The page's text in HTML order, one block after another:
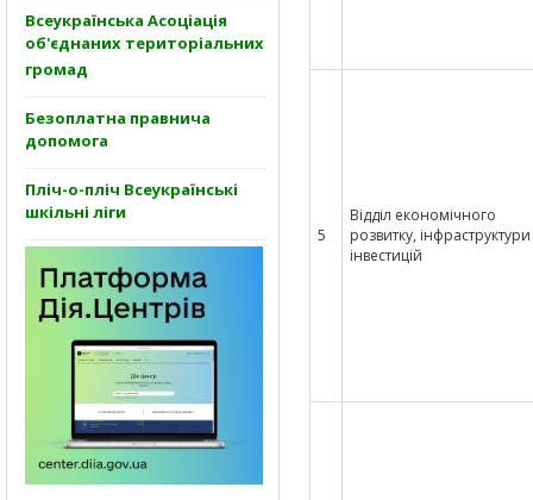
Всеукраїнська Асоціація
об'єднаних територіальних
громад
Безоплатна правнича
допомога
Пліч-о-пліч Всеукраїнські
шкільні ліги
5
Відділ економічного
розвитку, інфраструктури
інвестицій